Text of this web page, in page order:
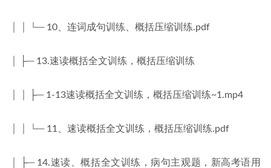
│ │ └─ 10、连词成句训练、概括压缩训练.pdf
│ ├─ 13.速读概括全文训练，概括压缩训练
│ │ ├─ 1-13速读概括全文训练，概括压缩训练~1.mp4
│ │ └─ 11、速读概括全文训练，概括压缩训练.pdf
│ ├─ 14.速读、概括全文训练，病句主观题，新高考语用